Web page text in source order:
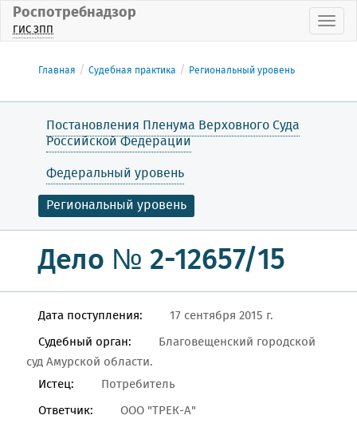
Роспотребнадзор
ГИС ЗПП
Главная Судебная практика Региональный уровень
Постановления Пленума Верховного Суда
Российской Федерации
Федеральный уровень
Региональный уровень
Дело № 2-12657/15
Дата поступления:
17 сентября 2015 г.
Судебный орган:
Благовещенский городской
суд Амурской области.
Истец:
Потребитель
Ответчик:
ООО "ТРЕК-А"